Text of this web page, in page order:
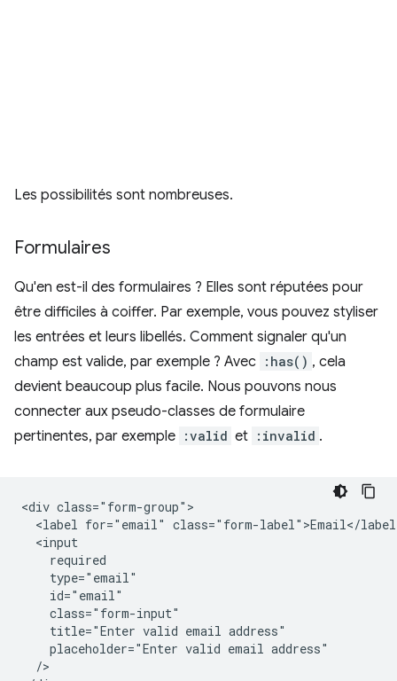
Les possibilités sont nombreuses.
Formulaires
Qu'en est-il des formulaires ? Elles sont réputées pour
être difficiles à coiffer. Par exemple, vous pouvez styliser
les entrées et leurs libellés. Comment signaler qu'un
champ est valide, par exemple ? Avec :has() , cela
devient beaucoup plus facile. Nous pouvons nous
connecter aux pseudo-classes de formulaire
pertinentes, par exemple :valid et :invalid .
<div class="form-group">
<label for="email" class="form-label">Email</
  <input
    required
    type="email"
    id="email"
    class="form-input"
    title="Enter valid email address"
    placeholder="Enter valid email address"
  />